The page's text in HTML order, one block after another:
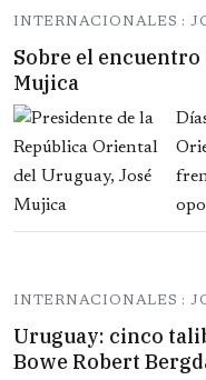
INTERNACIONALES :
Sobre el encuentro
Mujica
INTERNACIONALES :
Uruguay: cinco
Bowe Robert